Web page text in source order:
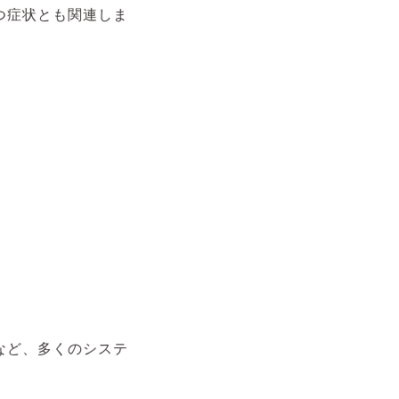
状とも関連しま
ど、多くのシステ